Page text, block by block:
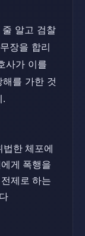
줄 알고 검찰
장을 합리
사가 이를
를 가한 것
.
법한 체포에
게 폭행을
제로 하는